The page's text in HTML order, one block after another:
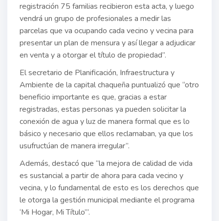
registración 75 familias recibieron esta acta, y luego
vendrá un grupo de profesionales a medir las
parcelas que va ocupando cada vecino y vecina para
presentar un plan de mensura y así llegar a adjudicar
en venta y a otorgar el título de propiedad”.
El secretario de Planificación, Infraestructura y
Ambiente de la capital chaqueña puntualizó que “otro
beneficio importante es que, gracias a estar
registradas, estas personas ya pueden solicitar la
conexión de agua y luz de manera formal que es lo
básico y necesario que ellos reclamaban, ya que los
usufructúan de manera irregular”.
Además, destacó que “la mejora de calidad de vida
es sustancial a partir de ahora para cada vecino y
vecina, y lo fundamental de esto es los derechos que
le otorga la gestión municipal mediante el programa
‘Mi Hogar, Mi Título’”.